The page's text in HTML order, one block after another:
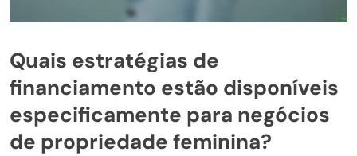
Quais estratégias de
financiamento estão disponíveis
especificamente para negócios
de propriedade feminina?